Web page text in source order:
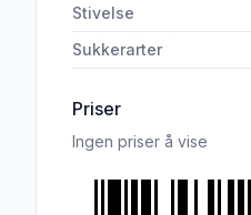
Stivelse
Sukkerarter
Priser
Ingen priser å vise